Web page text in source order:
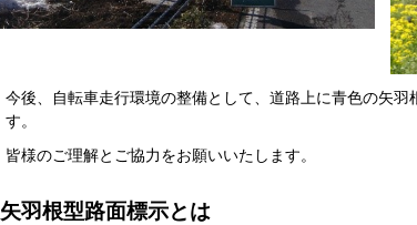
今後、自転車走行環境の整備として、道路上に青色の矢
す。
皆様のご理解とご協力をお願いいたします。
矢羽根型路面標示とは